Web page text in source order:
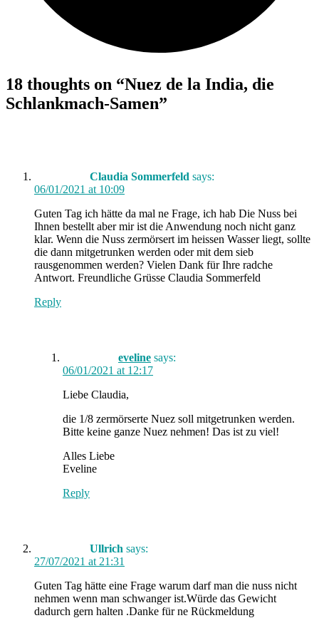
18 thoughts on “Nuez de la India, die
Schlankmach-Samen”
Claudia Sommerfeld says:
06/01/2021 at 10:09
Guten Tag ich hätte da mal ne Frage, ich hab Die Nuss bei
Ihnen bestellt aber mir ist die Anwendung noch nicht ganz
klar. Wenn die Nuss zermörsert im heissen Wasser liegt, sollte
die dann mitgetrunken werden oder mit dem sieb
rausgenommen werden? Vielen Dank für Ihre radche
Antwort. Freundliche Grüsse Claudia Sommerfeld
Reply
eveline says:
06/01/2021 at 12:17
Liebe Claudia,
die 1/8 zermörserte Nuez soll mitgetrunken werden.
Bitte keine ganze Nuez nehmen! Das ist zu viel!
Alles Liebe
Eveline
Reply
Ullrich says:
27/07/2021 at 21:31
Guten Tag hätte eine Frage warum darf man die nuss nicht
nehmen wenn man schwanger ist.Würde das Gewicht
dadurch gern halten .Danke für ne Rückmeldung